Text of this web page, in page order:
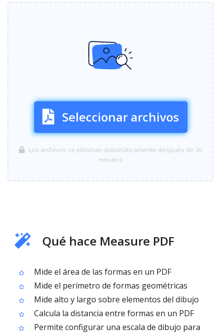
Seleccionar archivos
Los archivos se eliminan automáticamente después de 30
minutos
Qué hace Measure PDF
Mide el área de las formas en un PDF
Mide el perímetro de formas geométricas
Mide alto y largo sobre elementos del dibujo
Calcula la distancia entre formas en un PDF
Permite configurar una escala de dibujo para